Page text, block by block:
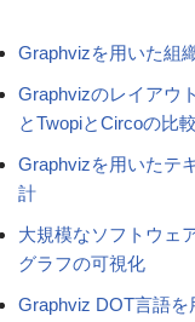
Graphvizを用いた組
Graphvizのレイアウ
とTwopiとCircoの比較
Graphvizを用いたテ
計
大規模なソフトウェ
グラフの可視化
Graphviz DOT言語